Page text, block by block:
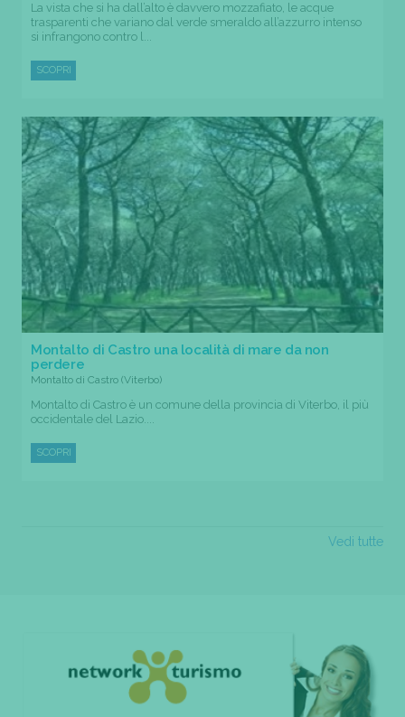
La vista che si ha dall’alto è davvero mozzafiato, le acque
trasparenti che variano dal verde smeraldo all’azzurro intenso
si infrangono contro l...
SCOPRI
Montalto di Castro una località di mare da non
perdere
Montalto di Castro (Viterbo)
Montalto di Castro è un comune della provincia di Viterbo, il più
occidentale del Lazio....
SCOPRI
Vedi tutte